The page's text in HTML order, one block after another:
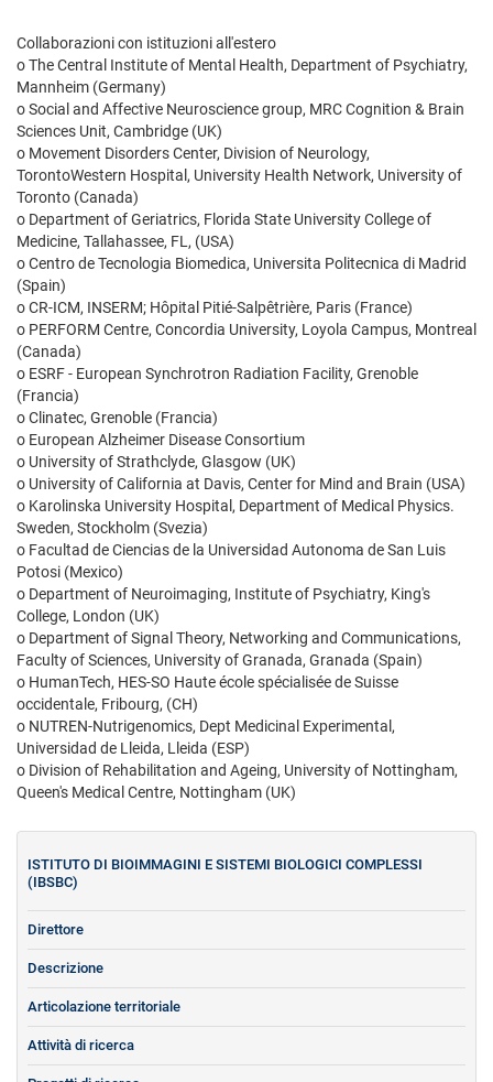
Collaborazioni con istituzioni all'estero
o The Central Institute of Mental Health, Department of Psychiatry,
Mannheim (Germany)
o Social and Affective Neuroscience group, MRC Cognition & Brain
Sciences Unit, Cambridge (UK)
o Movement Disorders Center, Division of Neurology,
TorontoWestern Hospital, University Health Network, University of
Toronto (Canada)
o Department of Geriatrics, Florida State University College of
Medicine, Tallahassee, FL, (USA)
o Centro de Tecnologia Biomedica, Universita Politecnica di Madrid
(Spain)
o CR-ICM, INSERM; Hôpital Pitié-Salpêtrière, Paris (France)
o PERFORM Centre, Concordia University, Loyola Campus, Montreal
(Canada)
o ESRF - European Synchrotron Radiation Facility, Grenoble
(Francia)
o Clinatec, Grenoble (Francia)
o European Alzheimer Disease Consortium
o University of Strathclyde, Glasgow (UK)
o University of California at Davis, Center for Mind and Brain (USA)
o Karolinska University Hospital, Department of Medical Physics.
Sweden, Stockholm (Svezia)
o Facultad de Ciencias de la Universidad Autonoma de San Luis
Potosi (Mexico)
o Department of Neuroimaging, Institute of Psychiatry, King's
College, London (UK)
o Department of Signal Theory, Networking and Communications,
Faculty of Sciences, University of Granada, Granada (Spain)
o HumanTech, HES-SO Haute école spécialisée de Suisse
occidentale, Fribourg, (CH)
o NUTREN-Nutrigenomics, Dept Medicinal Experimental,
Universidad de Lleida, Lleida (ESP)
o Division of Rehabilitation and Ageing, University of Nottingham,
Queen's Medical Centre, Nottingham (UK)
ISTITUTO DI BIOIMMAGINI E SISTEMI BIOLOGICI COMPLESSI
(IBSBC)
Direttore
Descrizione
Articolazione territoriale
Attività di ricerca